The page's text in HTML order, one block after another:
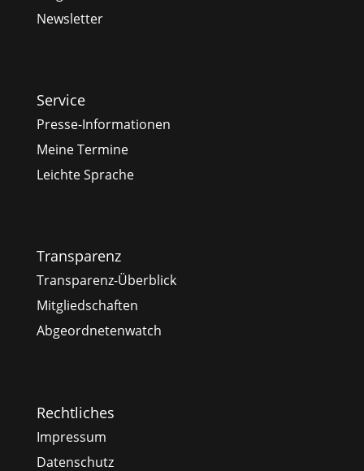
Newsletter
Service
Presse-Informationen
Meine Termine
Leichte Sprache
Transparenz
Transparenz-Überblick
Mitgliedschaften
Abgeordnetenwatch
Rechtliches
Impressum
Datenschutz